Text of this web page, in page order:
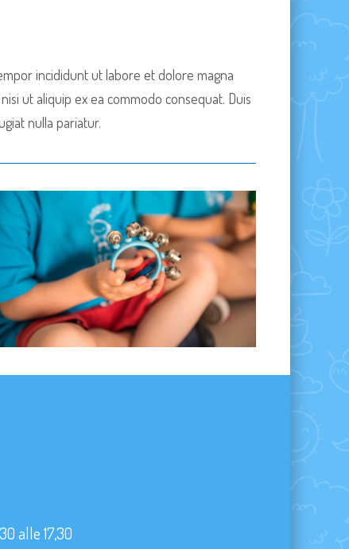
incididunt ut labore et dolore magna
ut aliquip ex ea commodo consequat. Duis
nulla pariatur.
alle 17,30